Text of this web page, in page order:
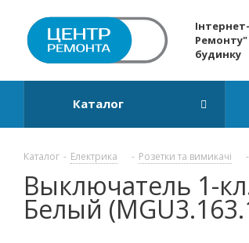
будинку
Каталог
Каталог - Електрика - Розетки та вимикачі -
Выключатель 1-
Белый